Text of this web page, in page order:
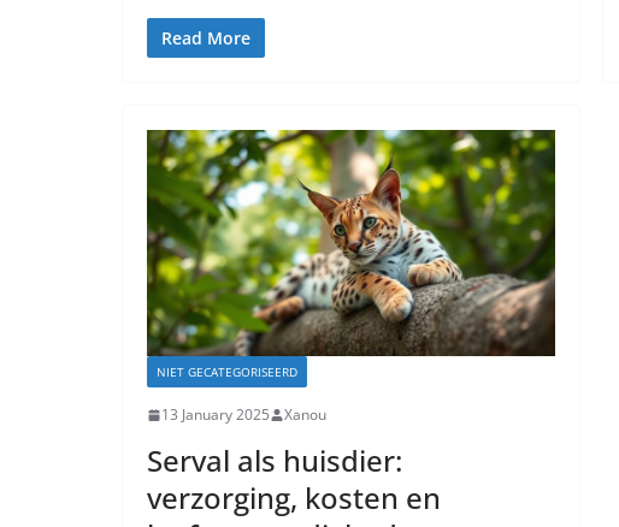
Read More
NIET GECATEGORISEERD
13 January 2025 Xanou
Serval als huisdier:
verzorging, kosten en